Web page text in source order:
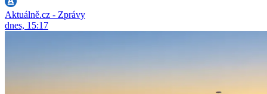
Aktuálně.cz - Zprávy
dnes, 15:17